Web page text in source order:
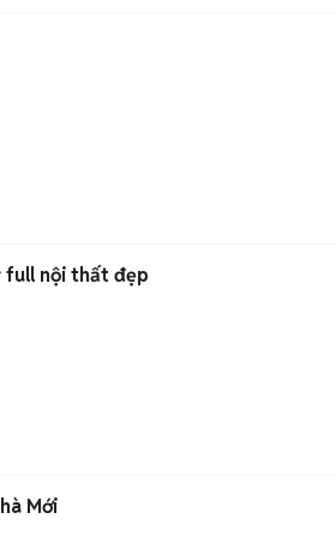
full nội thất đẹp
Mới